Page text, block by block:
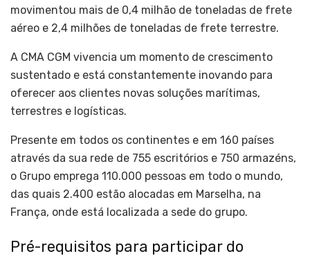
movimentou mais de 0,4 milhão de toneladas de frete
aéreo e 2,4 milhões de toneladas de frete terrestre.
A CMA CGM vivencia um momento de crescimento
sustentado e está constantemente inovando para
oferecer aos clientes novas soluções marítimas,
terrestres e logísticas.
Presente em todos os continentes e em 160 países
através da sua rede de 755 escritórios e 750 armazéns,
o Grupo emprega 110.000 pessoas em todo o mundo,
das quais 2.400 estão alocadas em Marselha, na
França, onde está localizada a sede do grupo.
Pré-requisitos para participar do